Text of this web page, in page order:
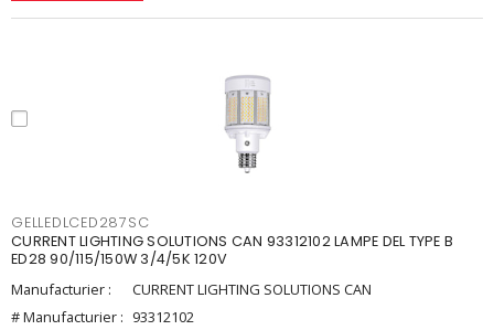
GELLEDLCED287SC
CURRENT LIGHTING SOLUTIONS CAN 93312102 LAMPE DEL TYPE B
ED28 90/115/150W 3/4/5K 120V
Manufacturier :
CURRENT LIGHTING SOLUTIONS CAN
# Manufacturier : 93312102